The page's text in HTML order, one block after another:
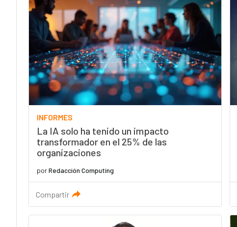
INFORMES
La IA solo ha tenido un impacto
transformador en el 25% de las
organizaciones
porRedacción Computing
Compartir